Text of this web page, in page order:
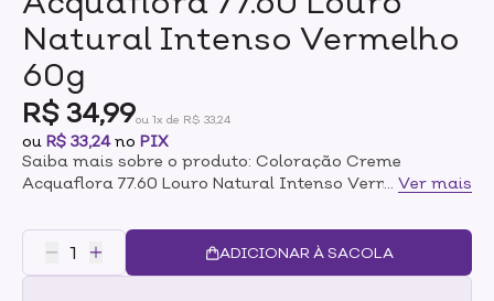
Natural Intenso Vermelho
60g
R$ 34,99ou 1x de R$ 33,24
ou R$ 33,24no PIX
Saiba mais sobre o produto: Coloração Creme
Acquaflora 77.60 Louro Natural Intenso Vermelho
recursos que, aliados à tecnologia de ponta, atendam
seus desejos de saúde, beleza e bem estar e traz até
você o Sistema de Coloração e Tratamento Série
Ver mais
ADICIONAR À SACOLA